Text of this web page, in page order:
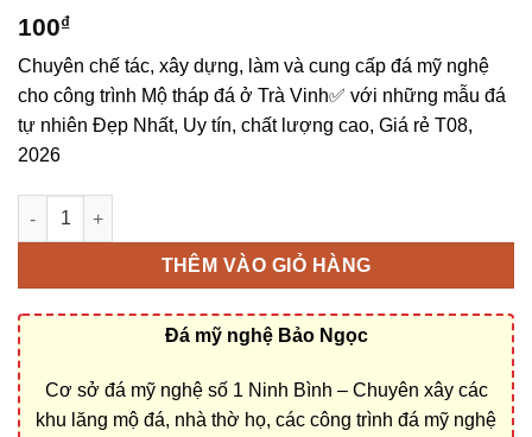
100₫
Chuyên chế tác, xây dựng, làm và cung cấp đá mỹ nghệ
cho công trình Mộ tháp đá ở Trà Vinh✅ với những mẫu đá
tự nhiên Đẹp Nhất, Uy tín, chất lượng cao, Giá rẻ T08,
2026
Cơ sở chế tác, xây dựng, bán Mộ tháp đá ở Trà Vinh rẻ đẹp số
THÊM VÀO GIỎ HÀNG
Đá mỹ nghệ Bảo Ngọc
Cơ sở đá mỹ nghệ số 1 Ninh Bình – Chuyên xây các
khu lăng mộ đá, nhà thờ họ, các công trình đá mỹ nghệ